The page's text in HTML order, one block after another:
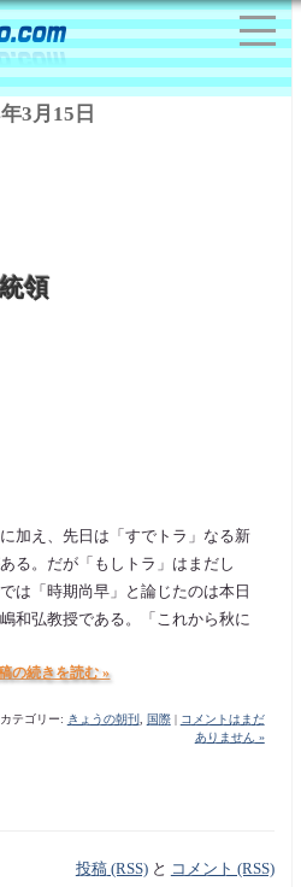
3月15日
領
加え、先日は「すでトラ」なる新
る。だが「もしトラ」はまだし
は「時期尚早」と論じたのは本日
和弘教授である。「これから秋に
の続きを読む »
テゴリー: きょうの朝刊 , 国際|
コメントはまだ
ありません »
投稿 (RSS)と コメント (RSS)